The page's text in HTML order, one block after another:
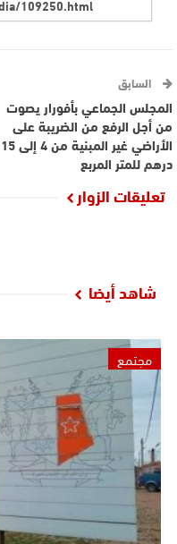
السابق
المجلس الجماعي بأفورار يصوت
من أجل الرفع من الضريبة على
الأراضي غير المبنية من 4 إلى 15
درهم للمتر المربع
تعليقات الزوار
شاهد أيضا
مجتمع